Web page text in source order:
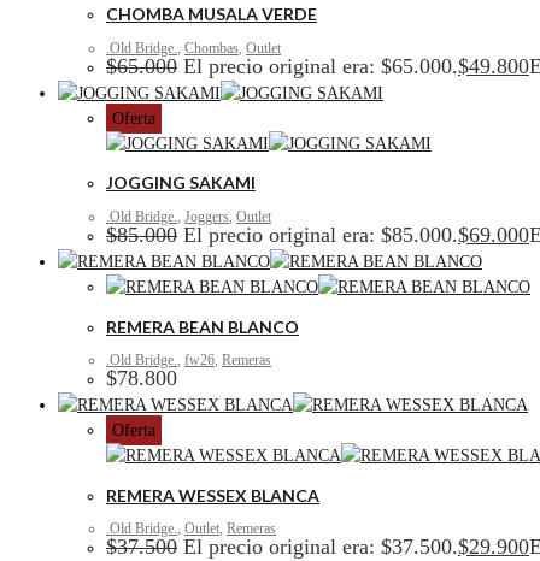
CHOMBA MUSALA VERDE
.Old Bridge. Chombas Outlet
$65.000 El precio original era: $65.000.$49.800
Oferta
JOGGING SAKAMI
.Old Bridge., Joggers, Outlet
$85.000 El precio original era: $85.000.$69.000
REMERA BEAN BLANCO
.Old Bridge., fw26, Remeras
$78.800
Oferta
REMERA WESSEX BLANCA
.Old Bridge., Outlet, Remeras
$37.500 El precio original era: $37.500.$29.900